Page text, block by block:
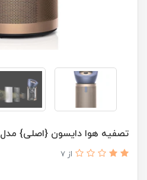
تصفیه هوا دایسون {اصلی} مدل Big+Quiet BP04
از 7